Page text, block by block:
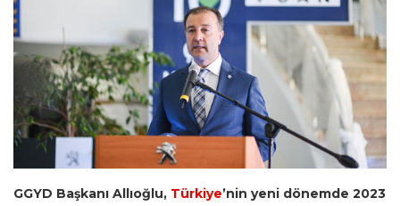
GGYD Başkanı Allıoğlu, Türkiye’nin yeni dönemde 2023